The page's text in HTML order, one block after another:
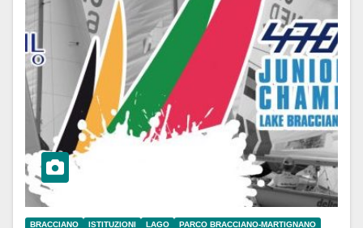
BRACCIANO ISTITUZIONI LAGO
PARCO BRACCIANO-MARTIGNANO